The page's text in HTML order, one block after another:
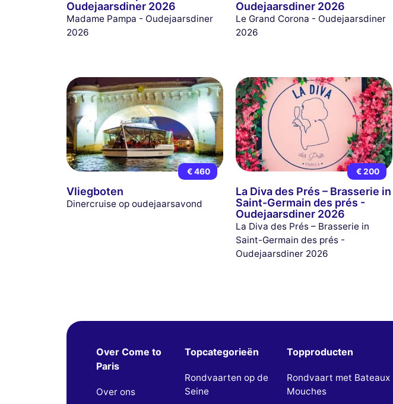
Oudejaarsdiner 2026
Madame Pampa - Oudejaarsdiner
2026
Oudejaarsdiner 2026
Le Grand Corona - Oudejaarsdiner
2026
€ 460
Vliegboten
Dinercruise op oudejaarsavond
€ 200
La Diva des Prés – Brasserie in
Saint-Germain des prés -
Oudejaarsdiner 2026
La Diva des Prés – Brasserie in
Saint-Germain des prés -
Oudejaarsdiner 2026
Over Come to
Paris
Over ons
Topcategorieën
Rondvaarten op de
Seine
Topproducten
Rondvaart met Bateaux
Mouches